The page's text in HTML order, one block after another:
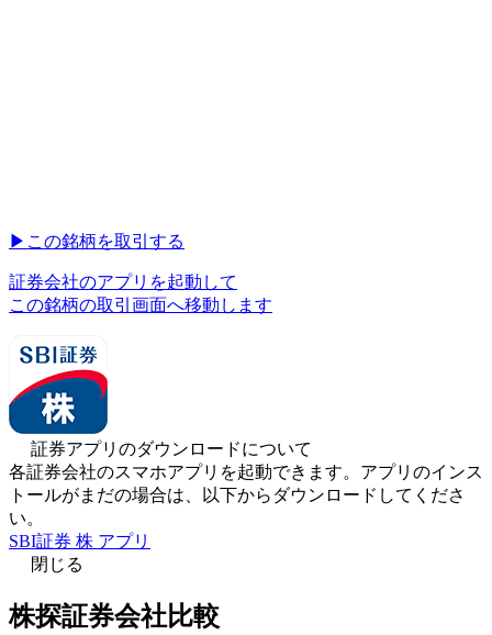
▶︎ この銘柄を取引する
証券会社のアプリを起動して
この銘柄の取引画面へ移動します
証券アプリのダウンロードについて
各証券会社のスマホアプリを起動できます。アプリのインス
トールがまだの場合は、以下からダウンロードしてくださ
い。
SBI証券 株 アプリ
閉じる
株探証券会社比較